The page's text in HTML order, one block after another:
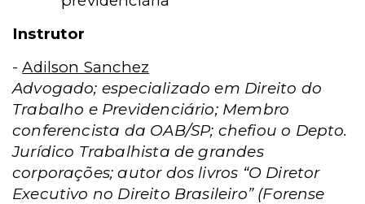
Instrutor
-Adilson Sanchez
Advogado; especializado em Direito do
Trabalho e Previdenciário; Membro
conferencista da OAB/SP; chefiou o Depto.
Jurídico Trabalhista de grandes
corporações; autor dos livros “O Diretor
Executivo no Direito Brasileiro” (Forense